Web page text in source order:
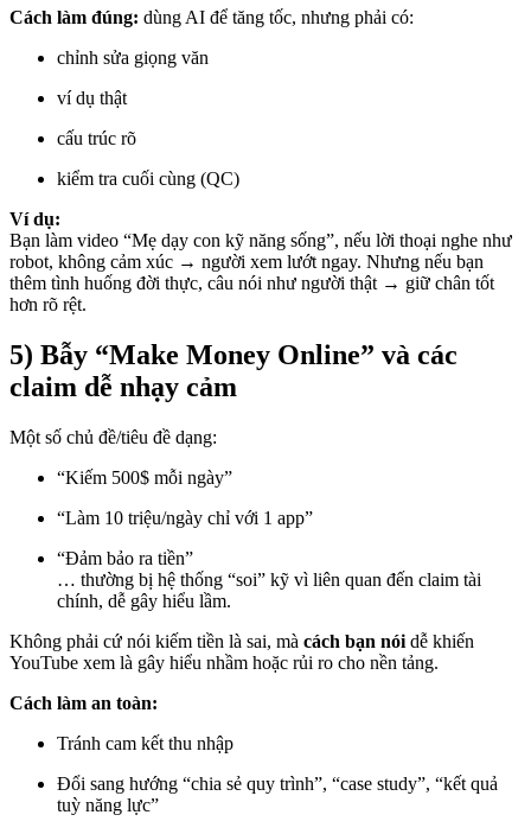
Cách làm đúng: dùng AI để tăng tốc, nhưng phải có:
chỉnh sửa giọng văn
ví dụ thật
cấu trúc rõ
kiểm tra cuối cùng (QC)
Ví dụ:
Bạn làm video “Mẹ dạy con kỹ năng sống”, nếu lời thoại nghe như
robot, không cảm xúc → người xem lướt ngay. Nhưng nếu bạn
thêm tình huống đời thực, câu nói như người thật → giữ chân tốt
hơn rõ rệt.
5) Bẫy “Make Money Online” và các
claim dễ nhạy cảm
Một số chủ đề/tiêu đề dạng:
“Kiếm 500$ mỗi ngày”
“Làm 10 triệu/ngày chỉ với 1 app”
“Đảm bảo ra tiền”
… thường bị hệ thống “soi” kỹ vì liên quan đến claim tài
chính, dễ gây hiểu lầm.
Không phải cứ nói kiếm tiền là sai, mà cách bạn nói dễ khiến
YouTube xem là gây hiểu nhầm hoặc rủi ro cho nền tảng.
Cách làm an toàn:
Tránh cam kết thu nhập
Đổi sang hướng “chia sẻ quy trình”, “case study”, “kết quả
tuỳ năng lực”